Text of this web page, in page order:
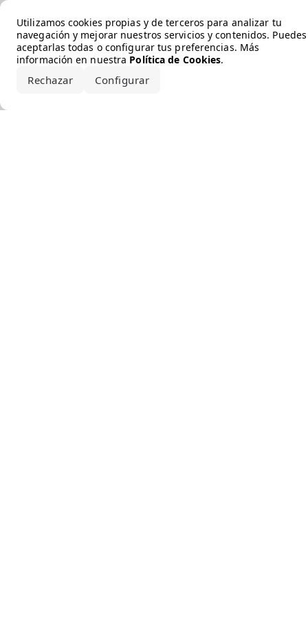
Utilizamos cookies propias y de terceros para analizar tu
navegación y mejorar nuestros servicios y contenidos. Puedes
aceptarlas todas o configurar tus preferencias. Más
información en nuestra Política de Cookies.
Rechazar Configurar
Error loading the brand